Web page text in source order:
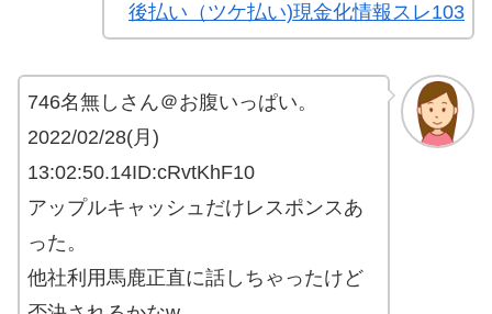
後払い（ツケ払い)現金化情報スレ103
746名無しさん＠お腹いっぱい。
2022/02/28(月)
13:02:50.14ID:cRvtKhF10
アップルキャッシュだけレスポンスあ
った。
他社利用馬鹿正直に話しちゃったけど